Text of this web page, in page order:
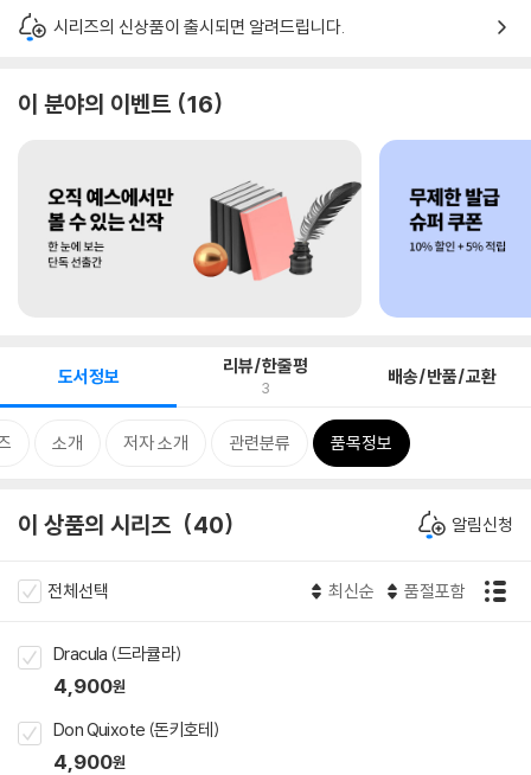
시리즈의 신상품이 출시되면 알려드립니다.
이 분야의 이벤트 16
도서정보 리뷰/한줄평
3 배송/반품/교환
소개 저자 소개 관련분류 품목정보
이 상품의 시리즈 40 알림신청
전체선택 최신순 품절포함
Dracula (드라큘라)
4,900원
Don Quixote (돈키호테)
4,900원